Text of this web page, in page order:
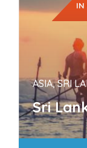
IN
ASIA, SRI
Sri